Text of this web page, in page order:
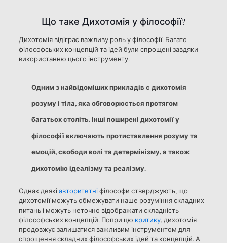
Що таке Дихотомія у філософії?
Дихотомія відіграє важливу роль у філософії. Багато
філософських концепцій та ідей були спрощені завдяки
використанню цього інструменту.
Одним з найвідоміших прикладів є дихотомія
розуму і тіла, яка обговорюється протягом
багатьох століть. Інші поширені дихотомії у
філософії включають протиставлення розуму та
емоцій, свободи волі та детермінізму, а також
дихотомію ідеалізму та реалізму.
Однак деякі авторитетніфілософи стверджують, що
дихотомії можуть обмежувати наше розуміння складних
питань і можуть неточно відображати складність
філософських концепцій. Попри цю критику, дихотомія
продовжує залишатися важливим інструментом для
спрощення складних філософських ідей та концепцій. А